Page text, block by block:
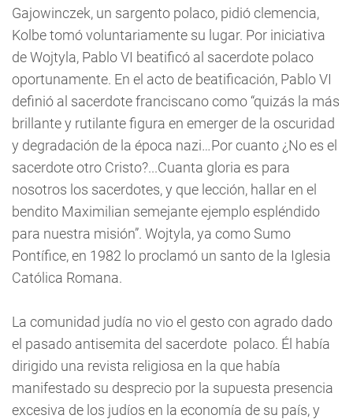
Gajowinczek, un sargento polaco, pidió clemencia,
Kolbe tomó voluntariamente su lugar. Por iniciativa
de Wojtyla, Pablo VI beatificó al sacerdote polaco
oportunamente. En el acto de beatificación, Pablo VI
definió al sacerdote franciscano como “quizás la más
brillante y rutilante figura en emerger de la oscuridad
y degradación de la época nazi…Por cuanto ¿No es el
sacerdote otro Cristo?...Cuanta gloria es para
nosotros los sacerdotes, y que lección, hallar en el
bendito Maximilian semejante ejemplo espléndido
para nuestra misión”. Wojtyla, ya como Sumo
Pontífice, en 1982 lo proclamó un santo de la Iglesia
Católica Romana.
La comunidad judía no vio el gesto con agrado dado
el pasado antisemita del sacerdote polaco. Él había
dirigido una revista religiosa en la que había
manifestado su desprecio por la supuesta presencia
excesiva de los judíos en la economía de su país, y